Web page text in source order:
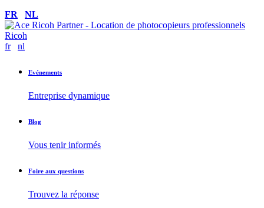
FR
NL
fr nl
Evénements
Entreprise dynamique
Blog
Vous tenir informés
Foire aux questions
Trouvez la réponse